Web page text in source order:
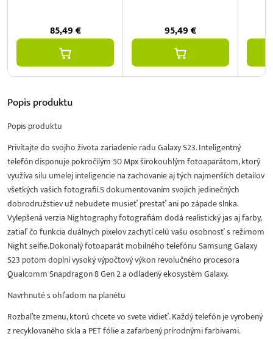
85,49€ 95,49€
Popisproduktu
Popis produktu
Privítajte do svojho života zariadenie radu Galaxy S23. Inteligentný
telefón disponuje pokročilým 50 Mpx širokouhlým fotoaparátom, ktorý
využíva silu umelej inteligencie na zachovanie aj tých najmenších detailov
všetkých vašich fotografií.S dokumentovaním svojich jedinečných
dobrodružstiev už nebudete musieť prestať ani po západe slnka.
Vylepšená verzia Nightography fotografiám dodá realistický jas aj farby,
zatiaľ čo funkcia duálnych pixelov zachytí celú vašu osobnosť s režimom
Night selfie.Dokonalý fotoaparát mobilného telefónu Samsung Galaxy
S23 potom doplní vysoký výpočtový výkon revolučného procesora
Qualcomm Snapdragon 8 Gen 2 a odladený ekosystém Galaxy.
Navrhnuté s ohľadom na planétu
Rozbaľte zmenu, ktorú chcete vo svete vidieť. Každý telefón je vyrobený
z recyklovaného skla a PET fólie a zafarbený prírodnými farbivami.